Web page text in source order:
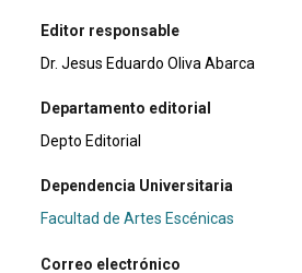
Editor responsable
Dr. Jesus Eduardo Oliva Abarca
Departamento editorial
Depto Editorial
Dependencia Universitaria
Facultad de Artes Escénicas
Correo electrónico